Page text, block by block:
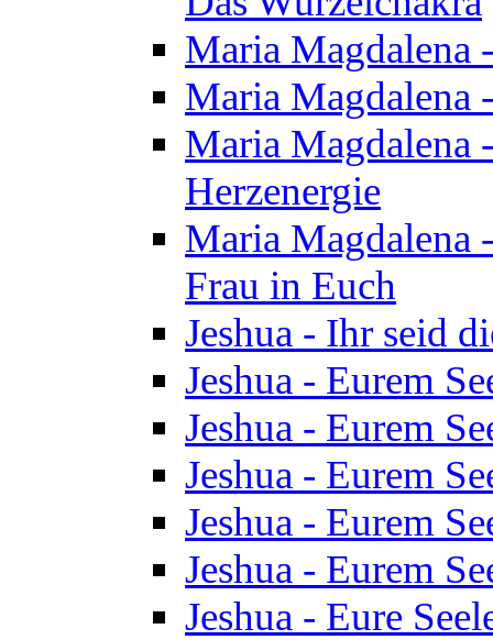
Maria Magdalena
Maria Magdalena
Maria Magdalena
Herzenergie
Maria Magdalena
Frau in Euch
Jeshua - Ihr seid
Jeshua - Eurem
Jeshua - Eurem
Jeshua - Eurem
Jeshua - Eurem
Jeshua - Eurem
Jeshua - Eure